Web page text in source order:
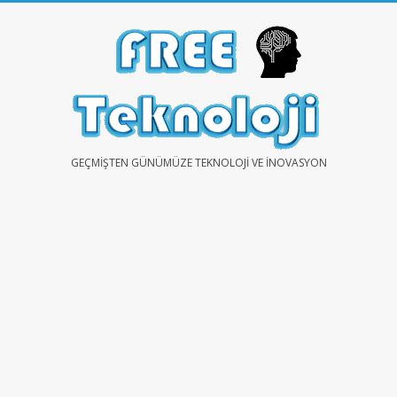
FREEGEÇMIŞTEN GÜNÜMÜZE TEKNOLOJI VE İNOVASYON